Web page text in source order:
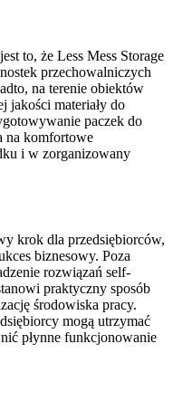
to, że Less Mess Storage
przechowalniczych
na terenie obiektów
jakości materiały do
paczek do
na komfortowe
i w zorganizowany
krok dla przedsiębiorców,
biznesowy. Poza
rozwiązań self-
praktyczny sposób
środowiska pracy.
mogą utrzymać
płynne funkcjonowanie